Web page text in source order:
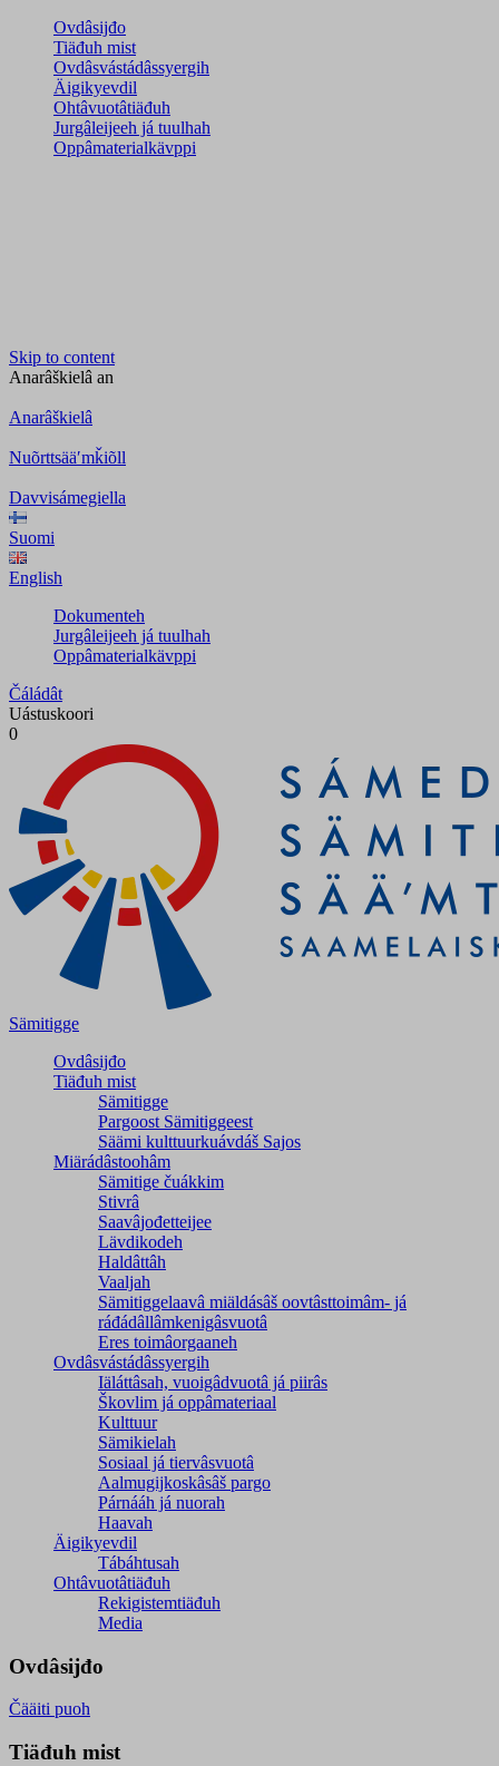
Ovdâsijđo
Tiäđuh mist
Ovdâsvástádâssyergih
Äigikyevdil
Ohtâvuotâtiäđuh
Jurgâleijeeh já tuulhah
Oppâmaterialkävppi
Skip to content
Anarâškielâ an
Anarâškielâ
Nuõrttsääʹmǩiõll
Davvisámegiella
Suomi
English
Dokumenteh
Jurgâleijeeh já tuulhah
Oppâmaterialkävppi
Čáládât
Uástuskoori
0
Sämitigge
Ovdâsijđo
Tiäđuh mist
Sämitigge
Pargoost Sämitiggeest
Säämi kulttuurkuávdáš Sajos
Miärádâstoohâm
Sämitige čuákkim
Stivrâ
Saavâjođetteijee
Lävdikodeh
Haldâttâh
Vaaljah
Sämitiggelaavâ miäldásâš oovtâsttoimâm- já
ráđádâllâmkenigâsvuotâ
Eres toimâorgaaneh
Ovdâsvástádâssyergih
Iäláttâsah, vuoigâdvuotâ já piirâs
Škovlim já oppâmateriaal
Kulttuur
Sämikielah
Sosiaal já tiervâsvuotâ
Aalmugijkoskâsâš pargo
Párnááh já nuorah
Haavah
Äigikyevdil
Tábáhtusah
Ohtâvuotâtiäđuh
Rekigistemtiäđuh
Media
Ovdâsijđo
Čääiti puoh
Tiäđuh mist